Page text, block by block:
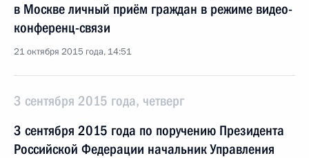
в Москве личный приём граждан в режиме видео-
конференц-связи
21 октября 2015 года, 14:51
3 сентября 2015 года, четверг
3 сентября 2015 года по поручению Президента
Российской Федерации начальник Управления